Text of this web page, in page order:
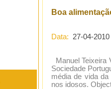
Boa
Data: 27-04-2010
Manuel Teixeira
Sociedade
média de vida
nos idosos.